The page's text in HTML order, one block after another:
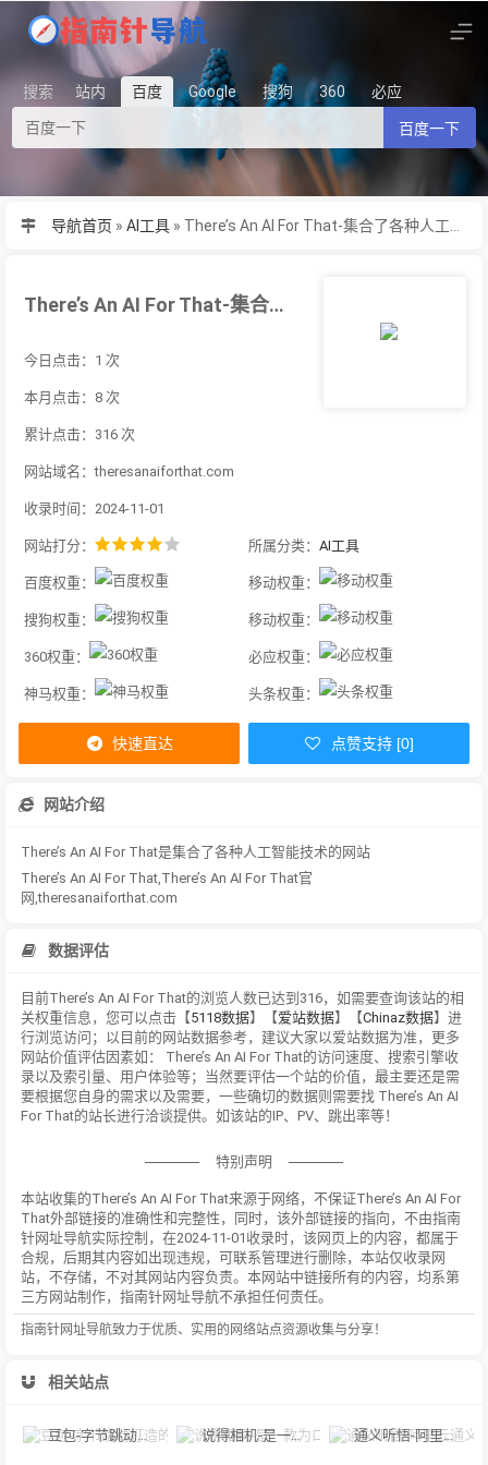
搜索 站内 百度 Google 搜狗 360 必应
百度一下
导航首页 » AI工具 »
There’s An AI For That-集合了各种人工智能技术的网站
今日点击：1 次
本月点击：8 次
累计点击：316 次
网站域名：theresanaiforthat.com
收录时间：2024-11-01
网站打分： 所属分类： AI工具
百度权重： 移动权重：
搜狗权重： 移动权重：
360权重： 必应权重：
神马权重： 头条权重：
快速直达 点赞支持 [0]
网站介绍
There’s An AI For That是集合了各种人工智能技术的网站
There’s An AI For That,There’s An AI For That官
网,theresanaiforthat.com
数据评估
目前There’s An AI For That的浏览人数已达到316，如需要查询该站的相
关权重信息，您可以点击【5118数据】【爱站数据】【Chinaz数据】进
行浏览访问；以目前的网站数据参考，建议大家以爱站数据为准，更多
网站价值评估因素如： There’s An AI For That的访问速度、搜索引擎收
录以及索引量、用户体验等；当然要评估一个站的价值，最主要还是需
要根据您自身的需求以及需要，一些确切的数据则需要找 There’s An AI
For That的站长进行洽谈提供。如该站的IP、PV、跳出率等！
特别声明
本站收集的There’s An AI For That来源于网络，不保证There’s An AI For
That外部链接的准确性和完整性，同时，该外部链接的指向，不由指南
针网址导航实际控制，在2024-11-01收录时，该网页上的内容，都属于
合规，后期其内容如出现违规，可联系管理进行删除，本站仅收录网
站，不存储，不对其网站内容负责。本网站中链接所有的内容，均系第
三方网站制作，指南针网址导航不承担任何责任。
指南针网址导航致力于优质、实用的网络站点资源收集与分享！
相关站点
豆包-字节跳动打造的多功能AI对话工具 说得相机-是一款为口播视频创作者量身定制的智能拍摄工具 通义听悟-阿里云通义听悟是聚焦音视频内容的工作学习AI助手